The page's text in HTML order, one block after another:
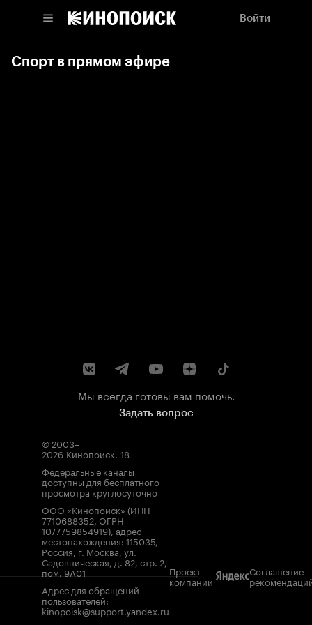
Войти
Спорт в прямом эфире
Мы всегда готовы вам помочь.
Задать вопрос
© 2003–
2026 Кинопоиск. 18+
Федеральные каналы
доступны для бесплатного
просмотра круглосуточно
ООО «Кинопоиск» (ИНН
7710688352, ОГРН
1077759854919), адрес
местонахождения: 115035,
Россия, г. Москва, ул.
Садовническая, д. 82, стр. 2,
пом. 9А01
Адрес для обращений
пользователей:
kinopoisk@support.yandex.ru
Проект
компании
Соглашение